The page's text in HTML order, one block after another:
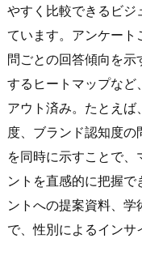
やすく比較できるビジ
ています。アンケート
問ごとの回答傾向を
するヒートマップなど
アウト済み。たとえば
度、ブランド認知度
を同時に示すことで
ントを直感的に把握
ントへの提案資料、
で、性別によるインサ